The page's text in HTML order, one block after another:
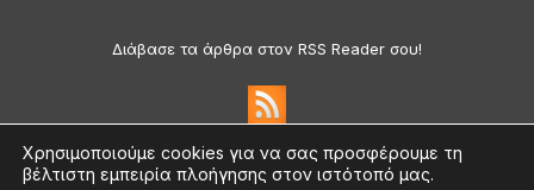
Διάβασε τα άρθρα στον RSS Reader σου!
Πολιτική Απορρήτου & Cookies
Χρησιμοποιούμε cookies για να σας προσφέρουμε τη
βέλτιστη εμπειρία πλοήγησης στον ιστότοπό μας.